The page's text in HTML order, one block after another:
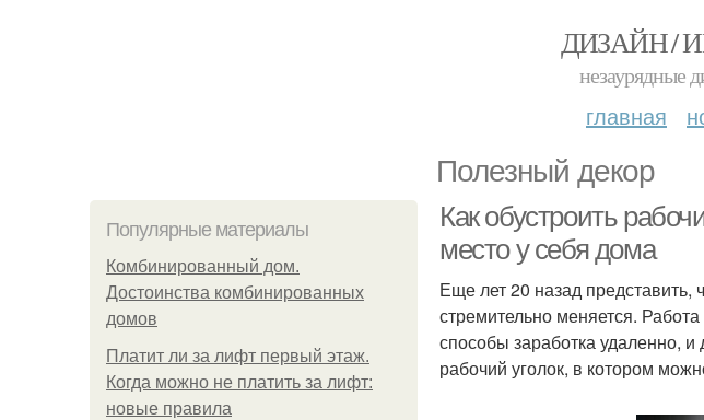
ДИЗАЙН /
незаурядные
главная
Полезный декор
Популярные материалы
Комбинированный дом.
Достоинства комбинированных
домов
Платит ли за лифт первый этаж.
Когда можно не платить за лифт:
новые правила
Как обустроить
место у себя дома
Еще лет 20 назад
стремительно меняется.
способы заработка удаленно, и
рабочий уголок, в котором